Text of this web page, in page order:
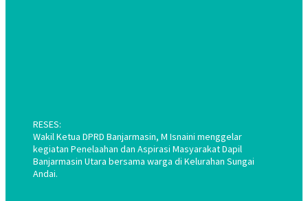
RESES:
Wakil Ketua DPRD Banjarmasin, M Isnaini menggelar
kegiatan Penelaahan dan Aspirasi Masyarakat Dapil
Banjarmasin Utara bersama warga di Kelurahan Sungai
Andai.